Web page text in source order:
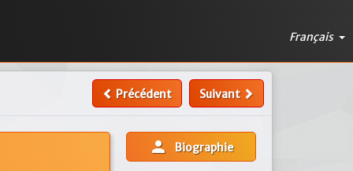
Français
Précédent Suivant
person Biographie